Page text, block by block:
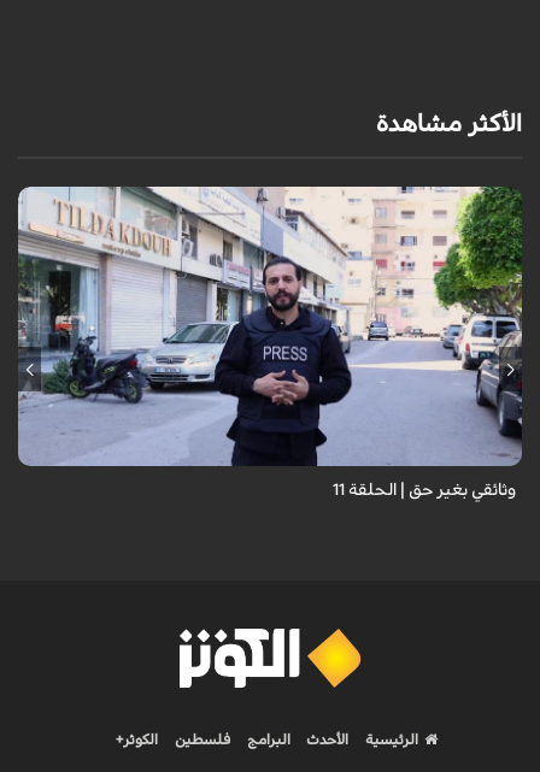
الأكثر مشاهدة
وثائقي بغير حق | الحلقة 11
الرئيسية الأحدث البرامج فلسطين الكوثر+